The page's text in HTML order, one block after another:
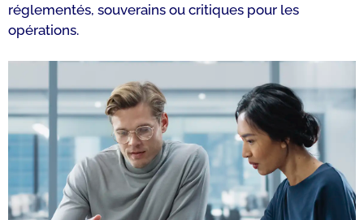
réglementés, souverains ou critiques pour les
opérations.